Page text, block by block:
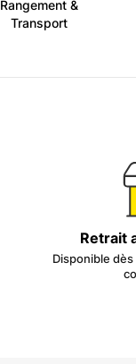
Rangement &
Transport
Retrait
Disponible